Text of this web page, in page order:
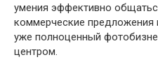
умения эффективно
коммерческие предложения
уже полноценный
центром.